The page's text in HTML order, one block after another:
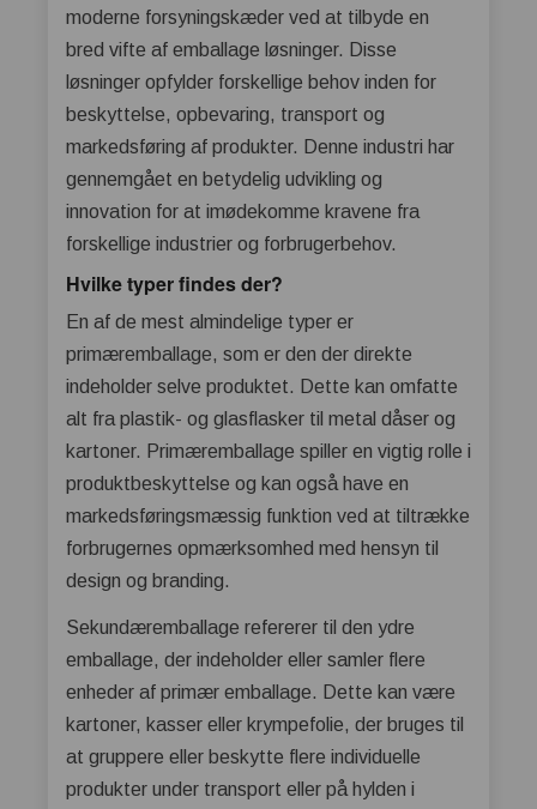
moderne forsyningskæder ved at tilbyde en
bred vifte af emballage løsninger. Disse
løsninger opfylder forskellige behov inden for
beskyttelse, opbevaring, transport og
markedsføring af produkter. Denne industri har
gennemgået en betydelig udvikling og
innovation for at imødekomme kravene fra
forskellige industrier og forbrugerbehov.
Hvilke typer findes der?
En af de mest almindelige typer er
primæremballage, som er den der direkte
indeholder selve produktet. Dette kan omfatte
alt fra plastik- og glasflasker til metal dåser og
kartoner. Primæremballage spiller en vigtig rolle i
produktbeskyttelse og kan også have en
markedsføringsmæssig funktion ved at tiltrække
forbrugernes opmærksomhed med hensyn til
design og branding.
Sekundæremballage refererer til den ydre
emballage, der indeholder eller samler flere
enheder af primær emballage. Dette kan være
kartoner, kasser eller krympefolie, der bruges til
at gruppere eller beskytte flere individuelle
produkter under transport eller på hylden i